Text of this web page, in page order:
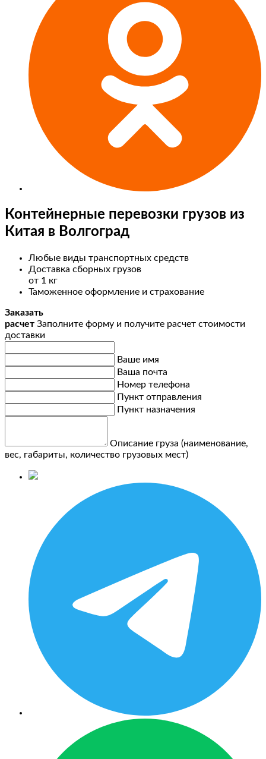
Контейнерные перевозки грузов из
Китая в Волгоград
Любые виды транспортных средств
Доставка сборных грузов
от 1 кг
Таможенное оформление и страхование
Заказать
расчет Заполните форму и получите расчет стоимости
доставки
Ваше имя
Ваша почта
Номер телефона
Пункт отправления
Пункт назначения
Описание груза (наименование,
вес, габариты, количество грузовых мест)